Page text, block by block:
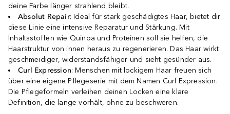
deine Farbe länger strahlend bleibt.
Absolut Repair: Ideal für stark geschädigtes Haar, bietet dir
diese Linie eine intensive Reparatur und Stärkung. Mit
Inhaltsstoffen wie Quinoa und Proteinen soll sie helfen, die
Haarstruktur von innen heraus zu regenerieren. Das Haar wirkt
geschmeidiger, widerstandsfähiger und sieht gesünder aus.
Curl Expression: Menschen mit lockigem Haar freuen sich
über eine eigene Pflegeserie mit dem Namen Curl Expression.
Die Pflegeformeln verleihen deinen Locken eine klare
Definition, die lange vorhält, ohne zu beschweren.